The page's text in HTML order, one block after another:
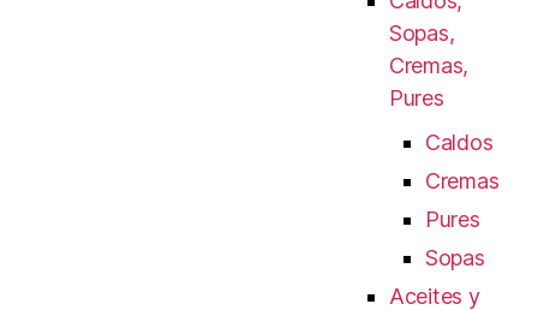
Sopas,
Cremas,
Pures
Caldos
Cremas
Pures
Sopas
Aceites y